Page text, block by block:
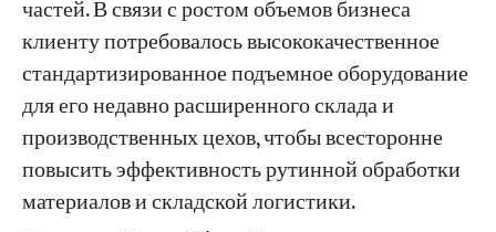
частей. В связи с ростом объемов бизнеса
клиенту потребовалось высококачественное
стандартизированное подъемное оборудование
для его недавно расширенного склада и
производственных цехов, чтобы всесторонне
повысить эффективность рутинной обработки
материалов и складской логистики.